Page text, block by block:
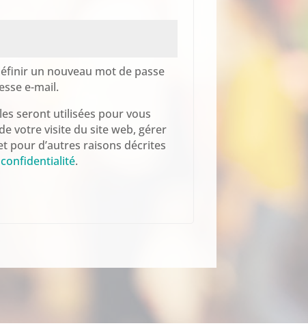
un nouveau mot de passe
e-mail.
seront utilisées pour vous
votre visite du site web, gérer
pour d’autres raisons décrites
.